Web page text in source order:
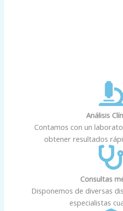
Análisis
Contamos con un
obtener resultados
Consultas
Disponemos de diversas
especialistas